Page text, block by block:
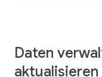
Daten
aktualisieren